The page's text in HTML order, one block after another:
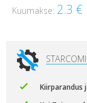
Kuumakse: 2.3 €
Kiirparandus